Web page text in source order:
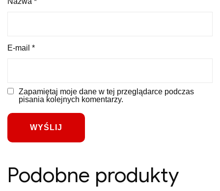
E-mail *
Zapamiętaj moje dane w tej przeglądarce podczas
pisania kolejnych komentarzy.
Podobne produkty